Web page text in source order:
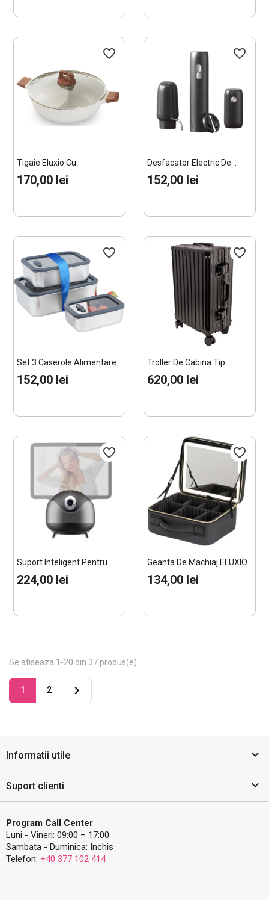
favorite_border
Tigaie Eluxio Cu
Separator,...
170,00 lei
favorite_border
Desfacator Electric De...
152,00 lei
favorite_border
Set 3 Caserole Alimentare...
152,00 lei
favorite_border
Troller De Cabina Tip...
620,00 lei
favorite_border
Suport Inteligent Pentru...
224,00 lei
favorite_border
Geanta De Machiaj ELUXIO
Cu...
134,00 lei
Se afiseaza 1-20 din 37 produs(e)
1 2 
Informatii utile 
Suport clienti 
Program Call Center
Luni - Vineri: 09:00 – 17:00
Sambata - Duminica: Inchis
Telefon: +40 377 102 414